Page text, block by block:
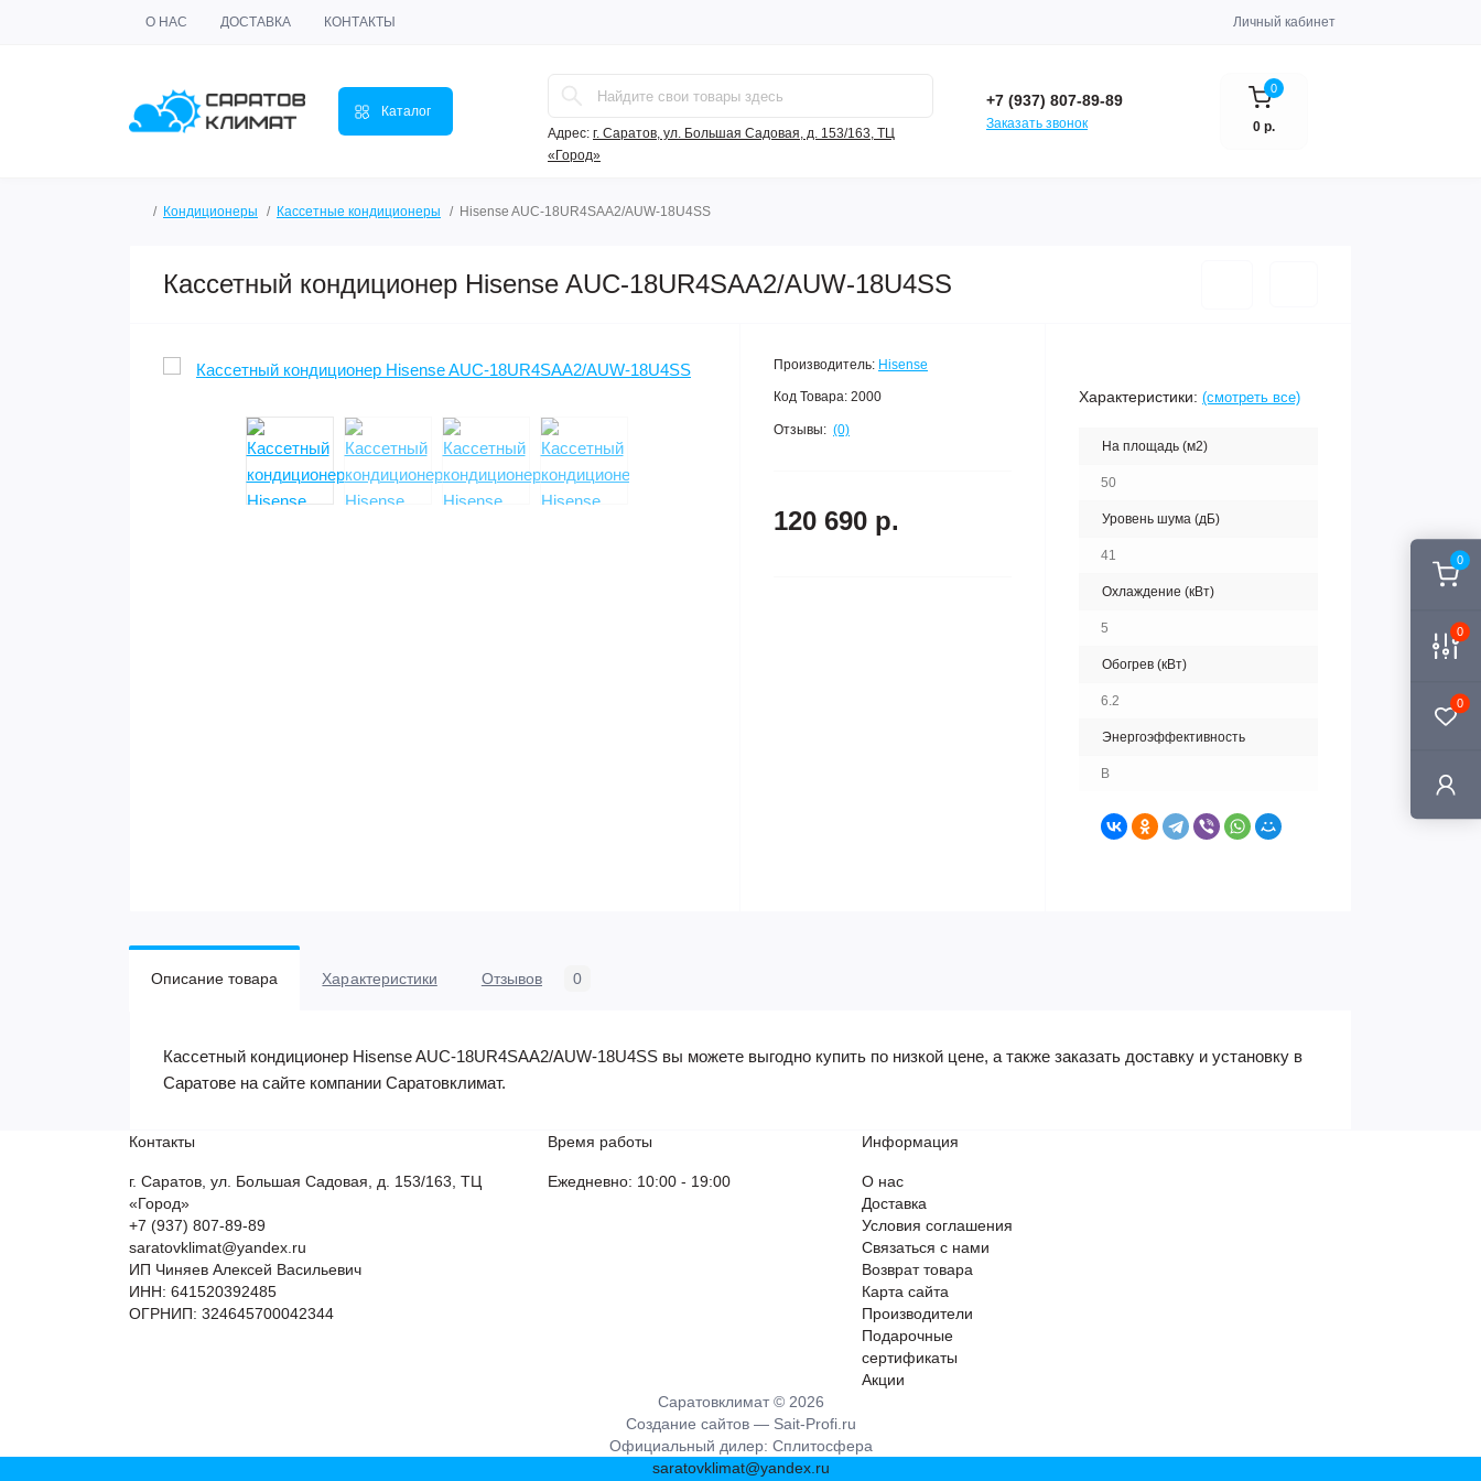
0
0
0
О НАС ДОСТАВКА КОНТАКТЫ Личный кабинет
Каталог
Адрес: г. Саратов, ул. Большая Садовая, д. 153/163, ТЦ
«Город»
+7 (937) 807-89-89
Заказать звонок
0
0 р.
Кондиционеры Кассетные кондиционеры Hisense AUC-18UR4SAA2/AUW-18U4SS
Кассетный кондиционер Hisense AUC-18UR4SAA2/AUW-18U4SS
Производитель: Hisense
Код Товара: 2000
Отзывы: (0)
120 690 р.
Характеристики: (смотреть все)
На площадь (м2)
50
Уровень шума (дБ)
41
Охлаждение (кВт)
5
Обогрев (кВт)
6.2
Энергоэффективность
B
Описание товара Характеристики Отзывов 0
Кассетный кондиционер Hisense AUC-18UR4SAA2/AUW-18U4SS вы можете выгодно купить по низкой цене, а также заказать доставку и установку в
Саратове на сайте компании Саратовклимат.
Контакты
г. Саратов, ул. Большая Садовая, д. 153/163, ТЦ
«Город»
+7 (937) 807-89-89
saratovklimat@yandex.ru
ИП Чиняев Алексей Васильевич
ИНН: 641520392485
ОГРНИП: 324645700042344
Время работы
Ежедневно: 10:00 - 19:00
Информация
О нас
Доставка
Условия соглашения
Связаться с нами
Возврат товара
Карта сайта
Производители
Подарочные
сертификаты
Акции
Саратовклимат © 2026
Создание сайтов — Sait-Profi.ru
Официальный дилер: Сплитосфера
saratovklimat@yandex.ru